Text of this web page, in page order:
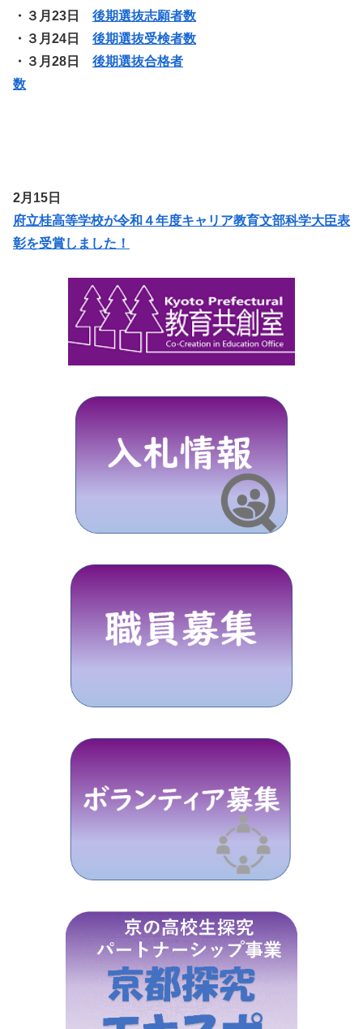
・３月23日 後期選抜志願者数
・３月24日 後期選抜受検者数
・３月28日 後期選抜合格者
数
2月15日
府立桂高等学校が令和４年度キャリア教育文部科学大臣表
彰を受賞しました！